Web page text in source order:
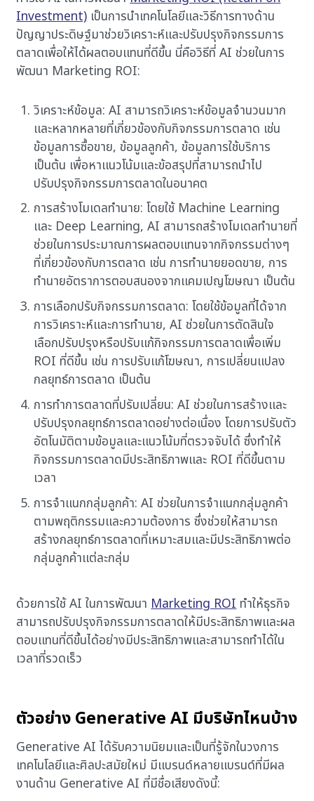
Investment)เป็นการนำเทคโนโลยีและวิธีการทางด้าน
ปัญญาประดิษฐ์มาช่วยวิเคราะห์และปรับปรุงกิจกรรมการ
ตลาดเพื่อให้ได้ผลตอบแทนที่ดีขึ้น นี่คือวิธีที่ AI ช่วยในการ
พัฒนา Marketing ROI:
วิเคราะห์ข้อมูล: AI สามารถวิเคราะห์ข้อมูลจำนวนมาก
และหลากหลายที่เกี่ยวข้องกับกิจกรรมการตลาด เช่น
ข้อมูลการซื้อขาย, ข้อมูลลูกค้า, ข้อมูลการใช้บริการ
เป็นต้น เพื่อหาแนวโน้มและข้อสรุปที่สามารถนำไป
ปรับปรุงกิจกรรมการตลาดในอนาคต
การสร้างโมเดลทำนาย: โดยใช้ Machine Learning
และ Deep Learning, AI สามารถสร้างโมเดลทำนายที่
ช่วยในการประมาณการผลตอบแทนจากกิจกรรมต่างๆ
ที่เกี่ยวข้องกับการตลาด เช่น การทำนายยอดขาย, การ
ทำนายอัตราการตอบสนองจากแคมเปญโฆษณา เป็นต้น
การเลือกปรับกิจกรรมการตลาด: โดยใช้ข้อมูลที่ได้จาก
การวิเคราะห์และการทำนาย, AI ช่วยในการตัดสินใจ
เลือกปรับปรุงหรือปรับแก้กิจกรรมการตลาดเพื่อเพิ่ม
ROI ที่ดีขึ้น เช่น การปรับแก้โฆษณา, การเปลี่ยนแปลง
กลยุทธ์การตลาด เป็นต้น
การทำการตลาดที่ปรับเปลี่ยน: AI ช่วยในการสร้างและ
ปรับปรุงกลยุทธ์การตลาดอย่างต่อเนื่อง โดยการปรับตัว
อัตโนมัติตามข้อมูลและแนวโน้มที่ตรวจจับได้ ซึ่งทำให้
กิจกรรมการตลาดมีประสิทธิภาพและ ROI ที่ดีขึ้นตาม
เวลา
การจำแนกกลุ่มลูกค้า: AI ช่วยในการจำแนกกลุ่มลูกค้า
ตามพฤติกรรมและความต้องการ ซึ่งช่วยให้สามารถ
สร้างกลยุทธ์การตลาดที่เหมาะสมและมีประสิทธิภาพต่อ
กลุ่มลูกค้าแต่ละกลุ่ม
ด้วยการใช้ AI ในการพัฒนาMarketing ROIทำให้ธุรกิจ
สามารถปรับปรุงกิจกรรมการตลาดให้มีประสิทธิภาพและผล
ตอบแทนที่ดีขึ้นได้อย่างมีประสิทธิภาพและสามารถทำได้ใน
เวลาที่รวดเร็ว
ตัวอย่าง Generative AI มีบริษัทไหนบ้าง
Generative AI ได้รับความนิยมและเป็นที่รู้จักในวงการ
เทคโนโลยีและศิลปะสมัยใหม่ มีแบรนด์หลายแบรนด์ที่มีผล
งานด้าน Generative AI ที่มีชื่อเสียงดังนี้: